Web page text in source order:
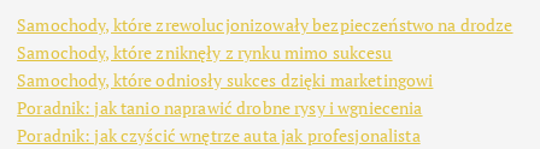
Samochody, które zrewolucjonizowały bezpieczeństwo na drodze
Samochody, które zniknęły z rynku mimo sukcesu
Samochody, które odniosły sukces dzięki marketingowi
Poradnik: jak tanio naprawić drobne rysy i wgniecenia
Poradnik: jak czyścić wnętrze auta jak profesjonalista